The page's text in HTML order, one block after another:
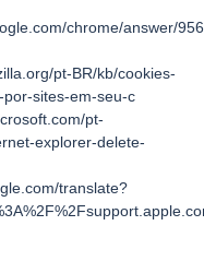
chrome/answer/
pt-BR/kb/cookies-
sites-em-seu-c
pt-
explorer-delete-
translate?